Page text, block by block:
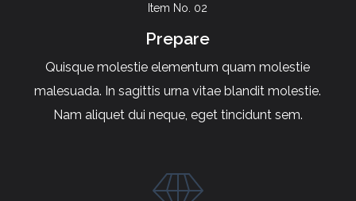
Item No. 02
Prepare
Quisque molestie elementum quam molestie
malesuada. In sagittis urna vitae blandit molestie.
Nam aliquet dui neque, eget tincidunt sem.